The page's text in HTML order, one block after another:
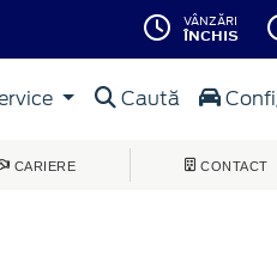
VÂNZĂRI
ÎNCHIS
Caută
CARIERE CONTACT